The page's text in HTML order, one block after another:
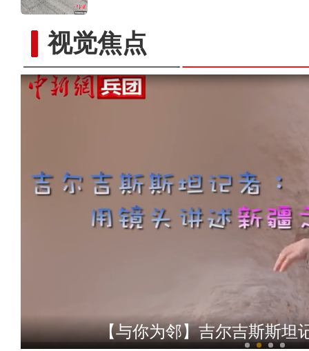
视觉焦点【与你为邻】韩国留学生何
【与你为邻】吉尔吉斯斯坦